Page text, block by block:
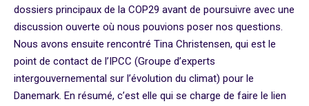
dossiers principaux de la COP29 avant de poursuivre avec une
discussion ouverte où nous pouvions poser nos questions.
Nous avons ensuite rencontré Tina Christensen, qui est le
point de contact de l’IPCC (Groupe d’experts
intergouvernemental sur l’évolution du climat) pour le
Danemark. En résumé, c’est elle qui se charge de faire le lien